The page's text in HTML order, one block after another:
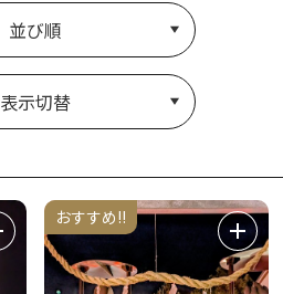
並び順
表示切替
おすすめ!!